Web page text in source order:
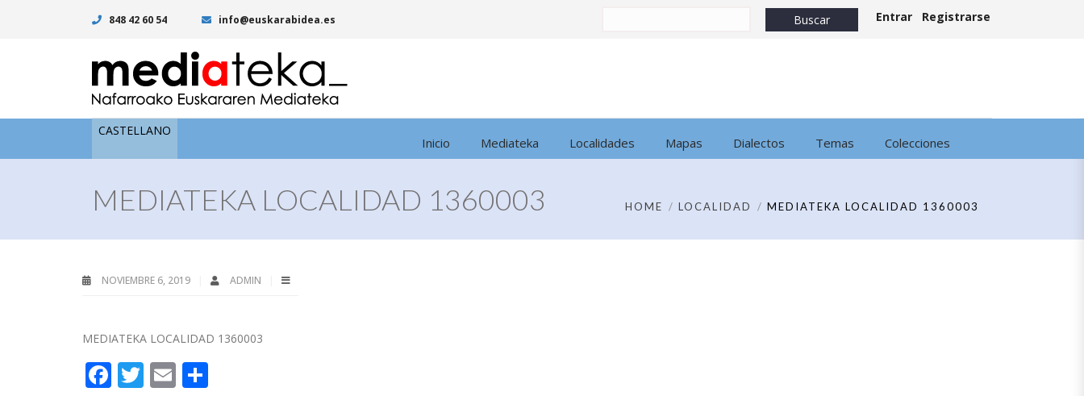
848 42 60 54 info@euskarabidea.es Entrar Registrarse
CASTELLANO
Inicio Mediateka Localidades Mapas Dialectos Temas Colecciones
MEDIATEKA LOCALIDAD 1360003 HOME LOCALIDAD MEDIATEKA LOCALIDAD 1360003
NOVIEMBRE 6, 2019 ADMIN
MEDIATEKA LOCALIDAD 1360003
Facebook
Twitter
Email